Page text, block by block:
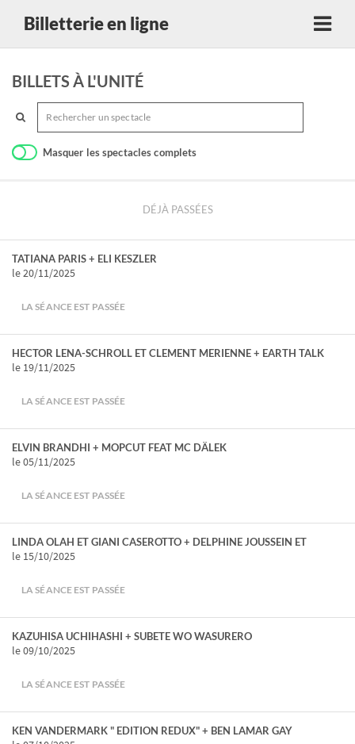
Billetterie en ligne
BILLETS À L'UNITÉ
Masquer les spectacles complets
DÉJÀ PASSÉES
TATIANA PARIS + ELI KESZLER
le 20/11/2025
LA SÉANCE EST PASSÉE
HECTOR LENA-SCHROLL ET CLEMENT MERIENNE + EARTH TALK
le 19/11/2025
LA SÉANCE EST PASSÉE
ELVIN BRANDHI + MOPCUT FEAT MC DÄLEK
le 05/11/2025
LA SÉANCE EST PASSÉE
LINDA OLAH ET GIANI CASEROTTO + DELPHINE JOUSSEIN ET
le 15/10/2025
LA SÉANCE EST PASSÉE
KAZUHISA UCHIHASHI + SUBETE WO WASURERO
le 09/10/2025
LA SÉANCE EST PASSÉE
KEN VANDERMARK " EDITION REDUX" + BEN LAMAR GAY